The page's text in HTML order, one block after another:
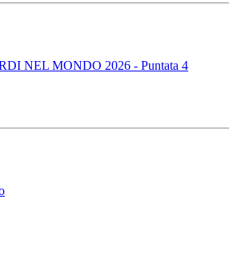
NEL MONDO 2026 - Puntata 4